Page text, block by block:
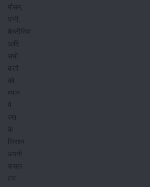
मौसम,
पानी,
बैक्टीरिया
आदि
सभी
बातों
को
ध्यान
में
रख
के
किसान
अपनी
फसल
तय